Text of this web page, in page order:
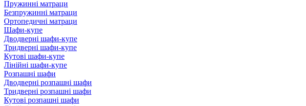
Пружинні матраци
Безпружинні матраци
Ортопедичні матраци
Шафи-купе
Дводверні шафи-купе
Тридверні шафи-купе
Кутові шафи-купе
Лінійні шафи-купе
Розпашні шафи
Дводверні розпашні шафи
Тридверні розпашні шафи
Кутові розпашні шафи